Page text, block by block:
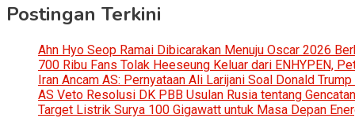
Postingan Terkini
Ahn Hyo Seop Ramai Dibicarakan Menuju Oscar 2026
700 Ribu Fans Tolak Heeseung Keluar dari ENHYPEN,
Iran Ancam AS: Pernyataan Ali Larijani Soal Donald
AS Veto Resolusi DK PBB Usulan Rusia tentang
Target Listrik Surya 100 Gigawatt untuk Masa Depan